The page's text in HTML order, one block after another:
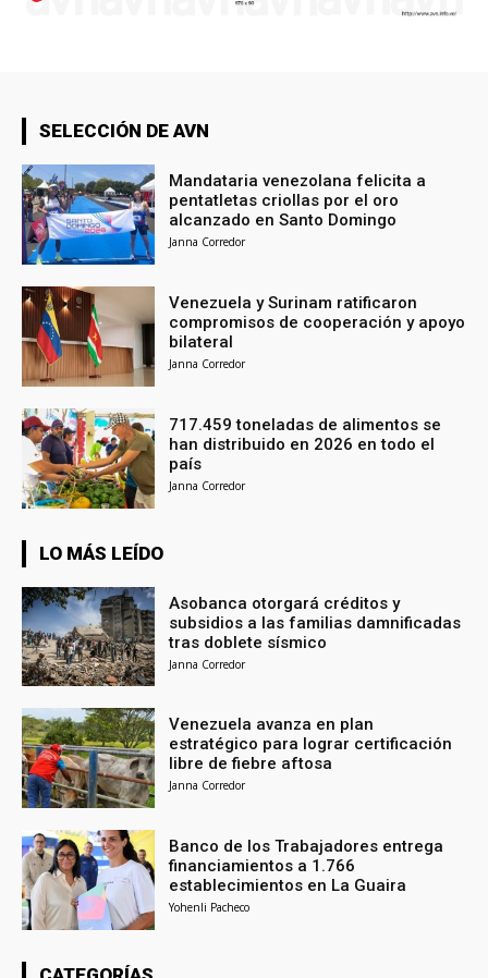
SELECCIÓN DE AVN
Mandataria venezolana felicita a
pentatletas criollas por el oro
alcanzado en Santo Domingo
Janna Corredor
Venezuela y Surinam ratificaron
compromisos de cooperación y apoyo
bilateral
Janna Corredor
717.459 toneladas de alimentos se
han distribuido en 2026 en todo el
país
Janna Corredor
LO MÁS LEÍDO
Asobanca otorgará créditos y
subsidios a las familias damnificadas
tras doblete sísmico
Janna Corredor
Venezuela avanza en plan
estratégico para lograr certificación
libre de fiebre aftosa
Janna Corredor
Banco de los Trabajadores entrega
financiamientos a 1.766
establecimientos en La Guaira
Yohenli Pacheco